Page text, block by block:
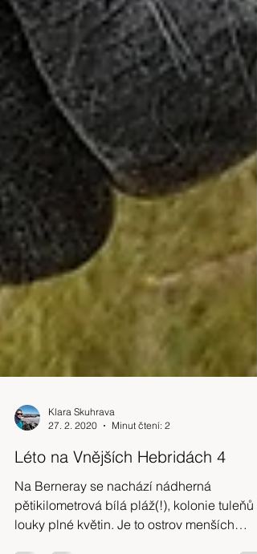
Klara Skuhrava
27. 2. 2020
Minut čtení: 2
Léto na Vnějších Hebridách 4